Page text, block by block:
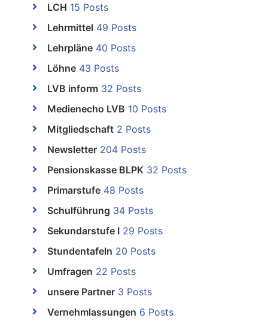
LCH 15 Posts
Lehrmittel 49 Posts
Lehrpläne 40 Posts
Löhne 43 Posts
LVB inform 32 Posts
Medienecho LVB 10 Posts
Mitgliedschaft 2 Posts
Newsletter 204 Posts
Pensionskasse BLPK 32 Posts
Primarstufe 48 Posts
Schulführung 34 Posts
Sekundarstufe I 29 Posts
Stundentafeln 20 Posts
Umfragen 22 Posts
unsere Partner 3 Posts
Vernehmlassungen 6 Posts